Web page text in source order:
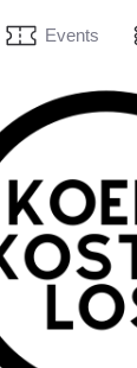
Events